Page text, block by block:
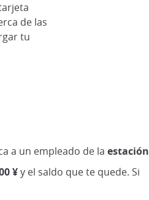
de las
tu
a un empleado de la estación
¥y el saldo que te quede. Si